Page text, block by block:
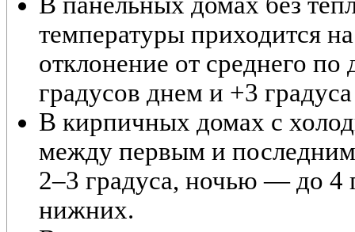
температуры приходится
отклонение от среднего
градусов днем и +3
В кирпичных домах с
между первым и последним
2–3 градуса, ночью — до 4
нижних.